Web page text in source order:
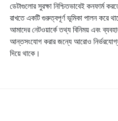
ডেটাগুলোর সুরক্ষা নিশ্চিতভাবেই কনফার্ম
রাখতে একটি গুরুত্বপূর্ণ ভূমিকা পালন করে
আমাদের নেটওয়ার্কে তথ্য বিনিময় এবং
আন্তসংযোগ করার জন্যে আরোও নির্ভরযোগ্য
দিয়ে থাকে।